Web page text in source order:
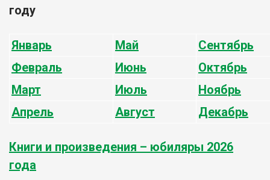
году
Январь Май
Сентябрь
Февраль
Июнь
Октябрь
Март
Июль
Ноябрь
Апрель
Август Декабрь
Книги и произведения – юбиляры 2026
года